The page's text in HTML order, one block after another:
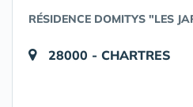
RÉSIDENCE DOMITYS "LES
28000 - CHARTRES